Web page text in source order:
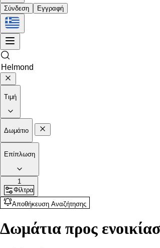
Σύνδεση Εγγραφή
Τιμή
Δωμάτιο
Επίπλωση
1
Φίλτρα
Αποθήκευση Αναζήτησης
Δωμάτια προς